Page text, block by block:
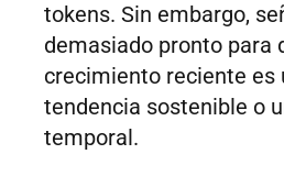
tokens. Sin embargo,
demasiado pronto para
crecimiento reciente es
tendencia sostenible o
temporal.